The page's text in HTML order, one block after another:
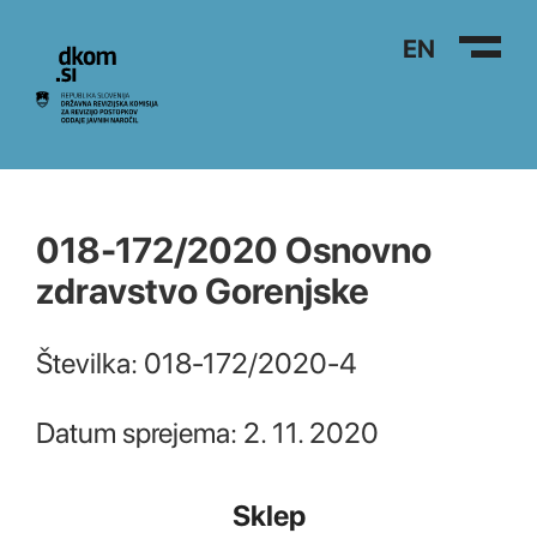
Na vsebino EN
018-172/2020 Osnovno
zdravstvo Gorenjske
Številka: 018-172/2020-4
Datum sprejema: 2. 11. 2020
Sklep